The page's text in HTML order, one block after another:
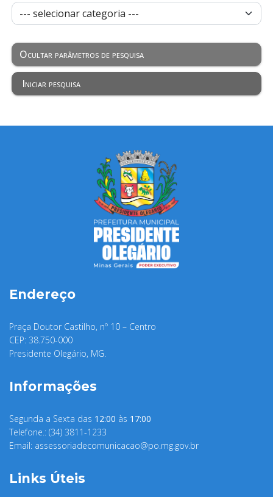
Ocultar parâmetros de pesquisa
Iniciar pesquisa
Endereço
Praça Doutor Castilho, nº 10 – Centro
CEP: 38.750-000
Presidente Olegário, MG.
Informações
Segunda a Sexta das 12:00 às 17:00
Telefone.: (34) 3811-1233
Email: assessoriadecomunicacao@po.mg.gov.br
Links Úteis